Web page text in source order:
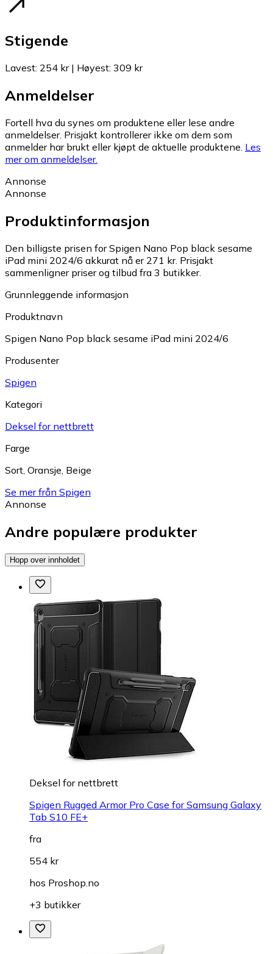
Stigende
Lavest: 254 kr| Høyest: 309 kr
Anmeldelser
Fortell hva du synes om produktene eller lese andre
anmeldelser. Prisjakt kontrollerer ikke om dem som
anmelder har brukt eller kjøpt de aktuelle produktene. Les
mer om anmeldelser.
Annonse
Annonse
Produktinformasjon
Den billigste prisen for Spigen Nano Pop black sesame
iPad mini 2024/6 akkurat nå er 271 kr. Prisjakt
sammenligner priser og tilbud fra 3 butikker.
Grunnleggende informasjon
Produktnavn
Spigen Nano Pop black sesame iPad mini 2024/6
Produsenter
Spigen
Kategori
Deksel for nettbrett
Farge
Sort, Oransje, Beige
Se mer från Spigen
Annonse
Andre populære produkter
Hopp over innholdet
Deksel for nettbrett
Spigen Rugged Armor Pro Case for Samsung Galaxy
Tab S10 FE+
fra
554 kr
hos Proshop.no
+3 butikker